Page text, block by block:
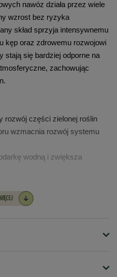
nawóz działa przez wiele
wzrost bez ryzyka
skład sprzyja intensywnemu
kęp oraz zdrowemu rozwojowi
stają się bardziej odporne na
zachowując
rozwój części zielonej roślin
wzmacnia rozwój systemu
wodną i zwiększa
pokarmowych
trawy ozdobne